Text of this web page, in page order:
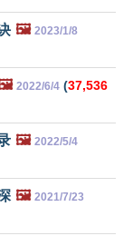
🖼️ 2023/1/8
2022/6/4 (37,536
🖼️ 2022/5/4
🖼️ 2021/7/23